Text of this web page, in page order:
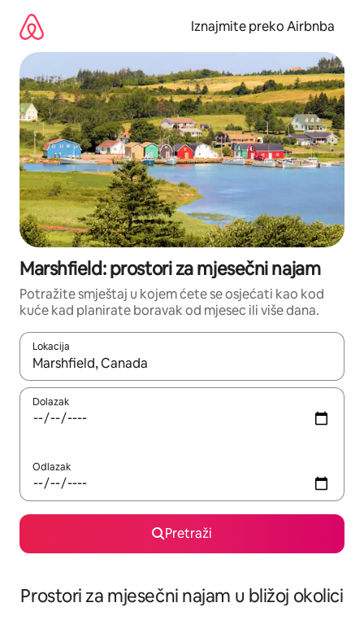
sadržaj
Iznajmite preko Airbnba
Marshfield: prostori za mjesečni najam
Potražite smještaj u kojem ćete se osjećati kao kod
kuće kad planirate boravak od mjesec ili više dana.
Lokacija
Kada budu dostupni rezultati, moći ćete ih pregledati
Dolazak
Odlazak
Pretraži
Prostori za mjesečni najam u bližoj okolici